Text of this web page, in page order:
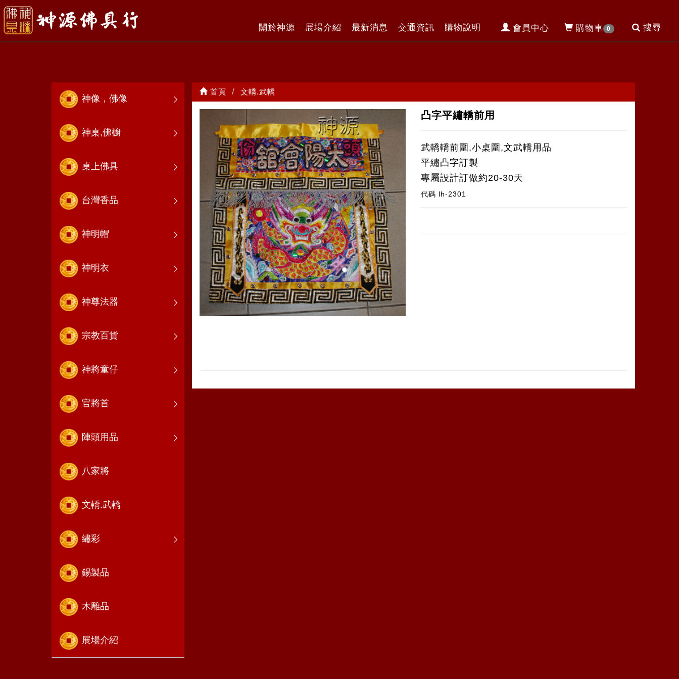
會員中心 購物車 0 搜尋
關於神源 展場介紹 最新消息 交通資訊 購物說明
文轎.武轎
神像，佛像
神桌,佛櫥
桌上佛具
台灣香品
神明帽
神明衣
神尊法器
宗教百貨
神將童仔
官將首
陣頭用品
八家將
文轎.武轎
繡彩
錫製品
木雕品
展場介紹
首頁 文轎.武轎
凸字平繡轎前用
武轎轎前圍,小桌圍,文武轎用品
平繡凸字訂製
專屬設計訂做約20-30天
代碼 lh-2301